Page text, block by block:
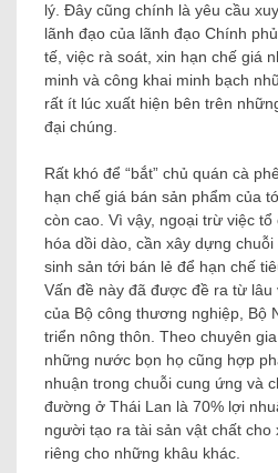
lý. Đây cũng chính là yêu cầu
lãnh đạo của lãnh đạo Chính
tế, việc rà soát, xin hạn chế giá
minh và công khai minh bạch
rất ít lúc xuất hiện bên trên
đại chúng.
Rất khó để “bắt” chủ quán cà
hạn chế giá bán sản phẩm của
còn cao. Vì vậy, ngoại trừ việc
hóa dồi dào, cần xây dựng
sinh sản tới bán lẻ để hạn chế
Vấn đề này đã được đề ra từ lâu
của Bộ công thương nghiệp, Bộ
triển nông thôn. Theo chuyên
những nước bọn họ cũng hợp
nhuận trong chuỗi cung ứng và
đường ở Thái Lan là 70% lợi
người tạo ra tài sản vật chất cho
riêng cho những khâu khác.